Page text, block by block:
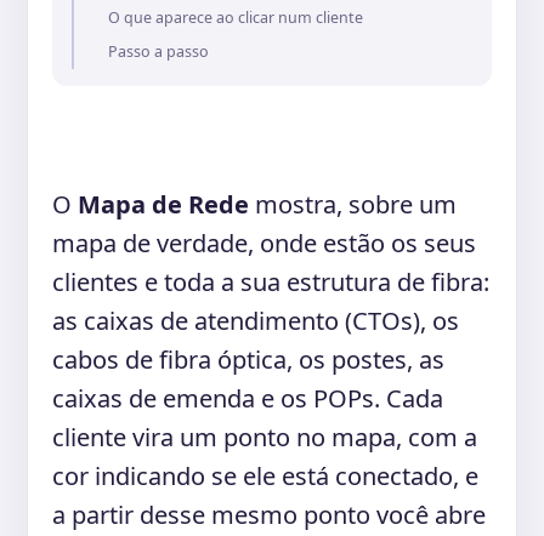
O Mapa de Rede mostra, sobre um
mapa de verdade, onde estão os seus
clientes e toda a sua estrutura de fibra:
as caixas de atendimento (CTOs), os
cabos de fibra óptica, os postes, as
caixas de emenda e os POPs. Cada
cliente vira um ponto no mapa, com a
cor indicando se ele está conectado, e
a partir desse mesmo ponto você abre
O que aparece ao clicar num cliente
Passo a passo